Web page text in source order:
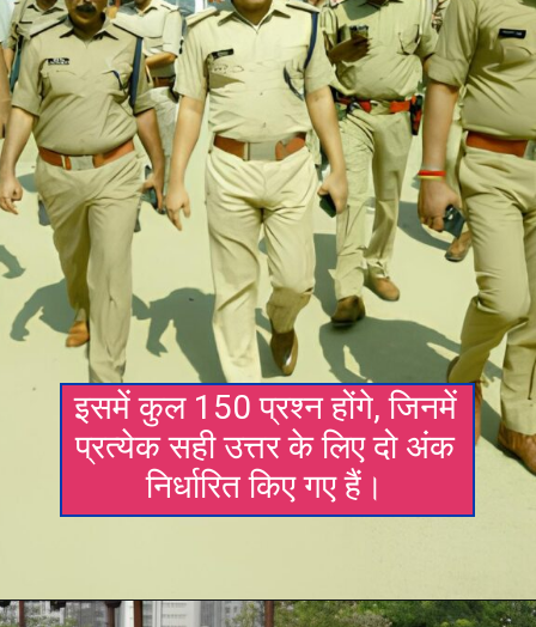
इसमें कुल 150 प्रश्न होंगे, जिनमें
प्रत्येक सही उत्तर के लिए दो अंक
निर्धारित किए गए हैं।